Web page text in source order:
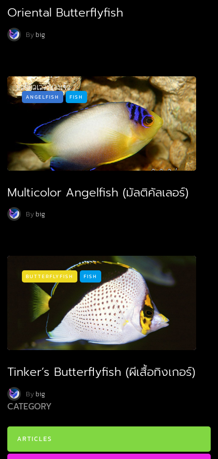
Oriental Butterflyfish
Bybig
ANGELFISH FISH
Multicolor Angelfish (มัลติคัลเลอร์)
Bybig
BUTTERFLYFISH FISH
Tinker’s Butterflyfish (ผีเสื้อทิงเกอร์)
Bybig
CATEGORY
ARTICLES